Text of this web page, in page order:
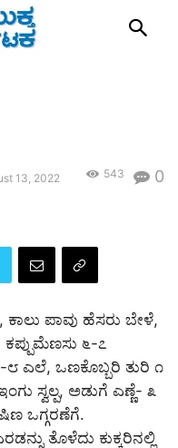
13, 2022 0
543
ಕಾಲು ಪಾವು ಹೆಸರು ಬೇಳೆ,
೬-೭
೮ ಎಲೆ, ಒಣಕೊಬ್ಬರಿ ತುರಿ ೧
ಸ್ವಲ್ಪ, ಅಡುಗೆ ಎಣ್ಣೆ- ೩
ಒಗ್ಗರಣೆಗೆ.
ತೊಳೆದು ಕುಕ್ಕರಿನಲ್ಲಿ